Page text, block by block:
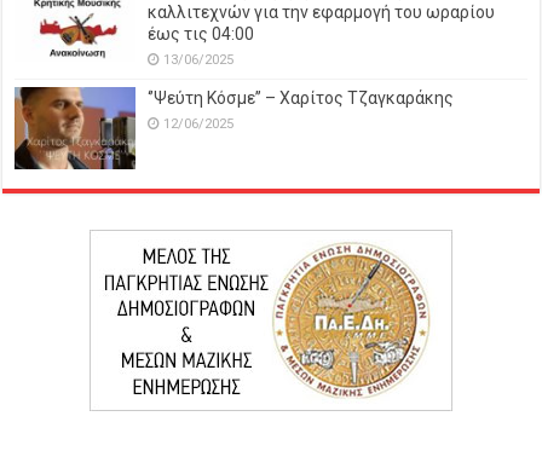
καλλιτεχνών για την εφαρμογή του ωραρίου
έως τις 04:00
13/06/2025
‘’Ψεύτη Κόσμε’’ – Χαρίτος Τζαγκαράκης
12/06/2025